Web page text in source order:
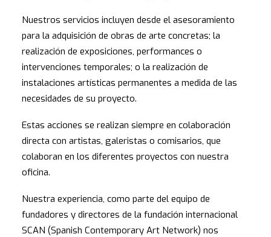
Nuestros servicios incluyen desde el asesoramiento
para la adquisición de obras de arte concretas; la
realización de exposiciones, performances o
intervenciones temporales; o la realización de
instalaciones artísticas permanentes a medida de las
necesidades de su proyecto.
Estas acciones se realizan siempre en colaboración
directa con artistas, galeristas o comisarios, que
colaboran en los diferentes proyectos con nuestra
oficina.
Nuestra experiencia, como parte del equipo de
fundadores y directores de la fundación internacional
SCAN (Spanish Contemporary Art Network) nos